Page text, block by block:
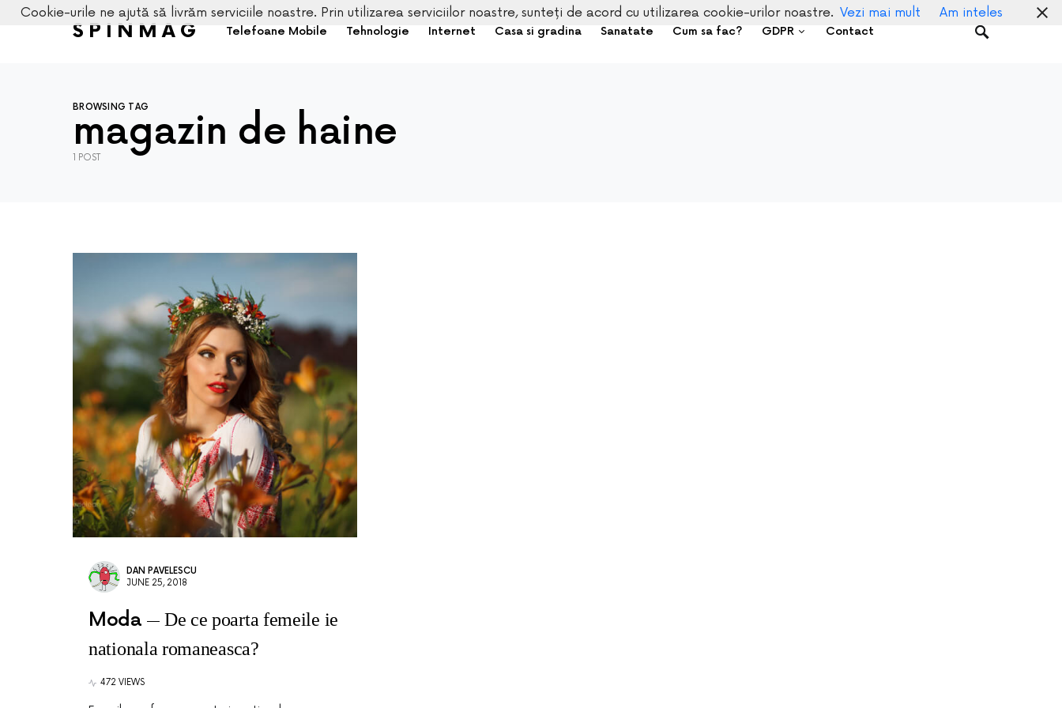
SPINMAG Telefoane Mobile Tehnologie Internet Casa si gradina Sanatate Cum sa fac? GDPR Contact
BROWSING TAG
magazin de haine
1 POST
DAN PAVELESCU
JUNE 25, 2018
Moda
De ce poarta femeile ie
nationala romaneasca?
472 VIEWS
Cookie-urile ne ajută să livrăm serviciile noastre. Prin utilizarea serviciilor noastre, sunteți de acord cu utilizarea cookie-urilor noastre. Vezi mai mult Am inteles